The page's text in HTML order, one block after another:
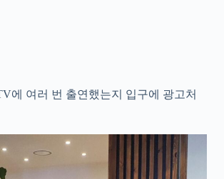
에 여러 번 출연했는지 입구에 광고처